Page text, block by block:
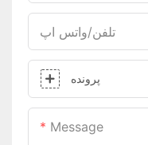
تلفن/واتس اپ
پرونده
Message